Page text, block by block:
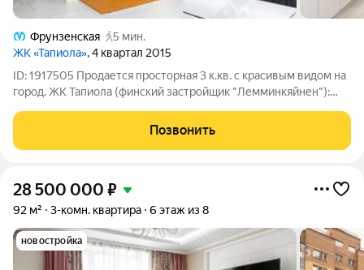
Фрунзенская
5 мин.
ЖК «Тапиола», 4 квартал 2015
ID: 1917505 Продается просторная 3 к.кв. с красивым видом на
город. ЖК Тапиола (финский застройщик "Лемминкяйнен"):
котельная и т.д.), энергоэффективность класса А, лифты Kone,
умный дом,
Позвонить
28 500 000 ₽
92 м² 3-комн. квартира 6 этаж из 8
новостройка